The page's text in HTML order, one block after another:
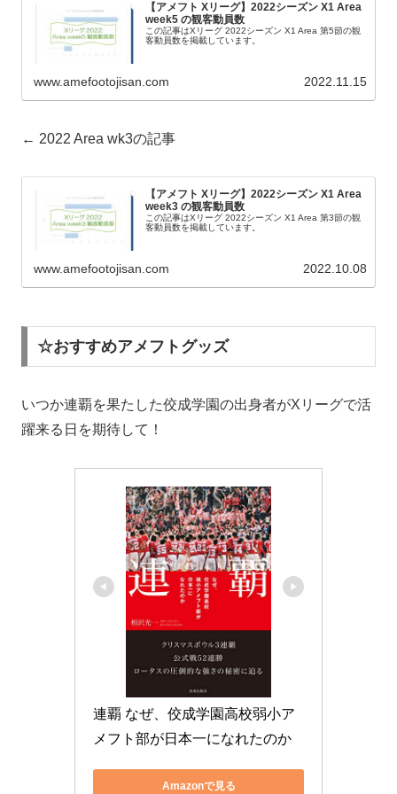
【アメフト Xリーグ】2022シーズン X1 Area
week5 の観客動員数
この記事はXリーグ 2022シーズン X1 Area 第5節の観
客動員数を掲載しています。
www.amefootojisan.com 2022.11.15
← 2022 Area wk3の記事
【アメフト Xリーグ】2022シーズン X1 Area
week3 の観客動員数
この記事はXリーグ 2022シーズン X1 Area 第3節の観
客動員数を掲載しています。
www.amefootojisan.com 2022.10.08
☆おすすめアメフトグッズ
いつか連覇を果たした佼成学園の出身者がXリーグで活
躍来る日を期待して！
連覇 なぜ、佼成学園高校弱小ア
メフト部が日本一になれたのか
Amazonで見る